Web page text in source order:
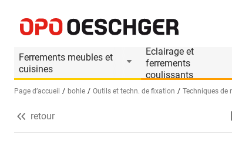
Ferrements meubles et
cuisines
Eclairage et
ferrements
coulissants
Sélectionnez une langue (FR)
Page d’accueil bohle Outils et techn. de fixation Techniques de
Informations produit
retour